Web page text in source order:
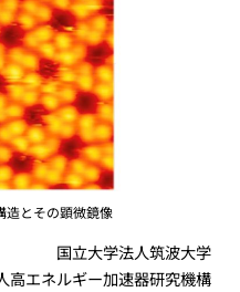
とその顕微鏡像
国立大学法人筑波大学
高エネルギー加速器研究機構